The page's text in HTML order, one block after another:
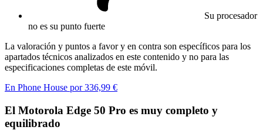
Su procesador
no es su punto fuerte
La valoración y puntos a favor y en contra son específicos para los
apartados técnicos analizados en este contenido y no para las
especificaciones completas de este móvil.
En Phone House por 336,99 €
El Motorola Edge 50 Pro es muy completo y
equilibrado